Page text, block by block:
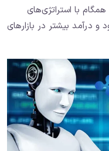
همگام با استراتژی‌های
درآمد بیشتر در بازارهای